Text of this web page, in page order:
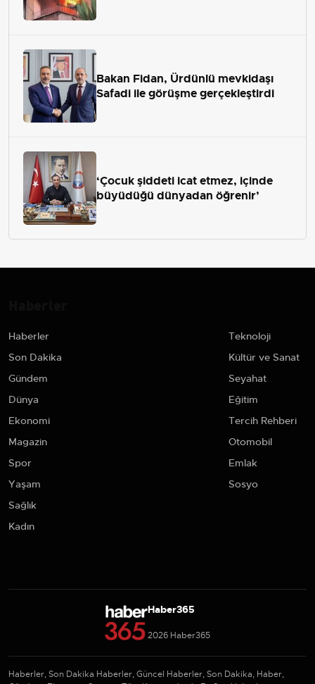
Bakan Fidan, Ürdünlü mevkidaşı
Safadi ile görüşme gerçekleştirdi
‘Çocuk şiddeti icat etmez, içinde
büyüdüğü dünyadan öğrenir’
Haberler
Son Dakika
Gündem
Dünya
Ekonomi
Magazin
Spor
Yaşam
Sağlık
Kadın
Teknoloji
Kültür ve Sanat
Seyahat
Eğitim
Tercih Rehberi
Otomobil
Emlak
Sosyo
Haber365
2026 Haber365
Haberler, Son Dakika Haberler, Güncel Haberler, Son Dakika, Haber,